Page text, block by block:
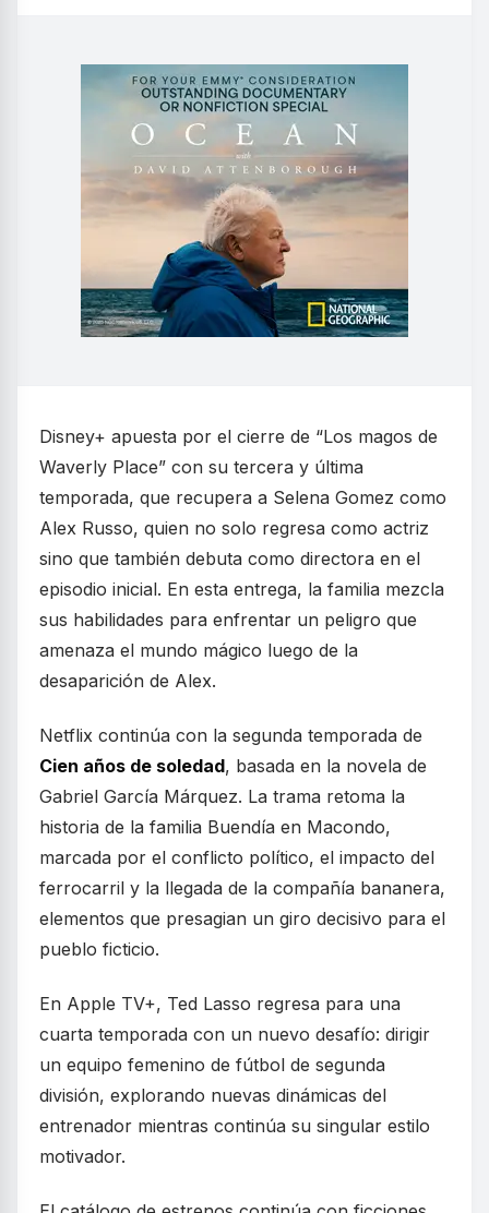
Disney+ apuesta por el cierre de “Los magos de
Waverly Place” con su tercera y última
temporada, que recupera a Selena Gomez como
Alex Russo, quien no solo regresa como actriz
sino que también debuta como directora en el
episodio inicial. En esta entrega, la familia mezcla
sus habilidades para enfrentar un peligro que
amenaza el mundo mágico luego de la
desaparición de Alex.
Netflix continúa con la segunda temporada de
Cien años de soledad, basada en la novela de
Gabriel García Márquez. La trama retoma la
historia de la familia Buendía en Macondo,
marcada por el conflicto político, el impacto del
ferrocarril y la llegada de la compañía bananera,
elementos que presagian un giro decisivo para el
pueblo ficticio.
En Apple TV+, Ted Lasso regresa para una
cuarta temporada con un nuevo desafío: dirigir
un equipo femenino de fútbol de segunda
división, explorando nuevas dinámicas del
entrenador mientras continúa su singular estilo
motivador.